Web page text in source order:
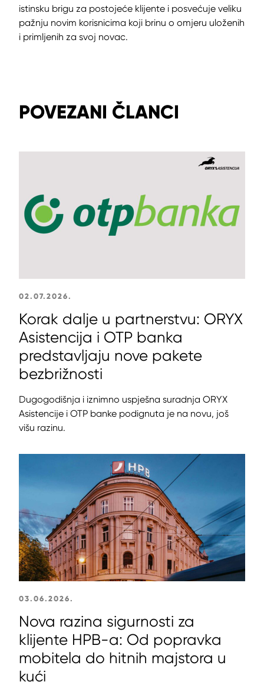
istinsku brigu za postojeće klijente i posvećuje veliku
pažnju novim korisnicima koji brinu o omjeru uloženih
i primljenih za svoj novac.
POVEZANI ČLANCI
02.07.2026.
Korak dalje u partnerstvu: ORYX
Asistencija i OTP banka
predstavljaju nove pakete
bezbrižnosti
Dugogodišnja i iznimno uspješna suradnja ORYX
Asistencije i OTP banke podignuta je na novu, još
višu razinu.
03.06.2026.
Nova razina sigurnosti za
klijente HPB-a: Od popravka
mobitela do hitnih majstora u
kući